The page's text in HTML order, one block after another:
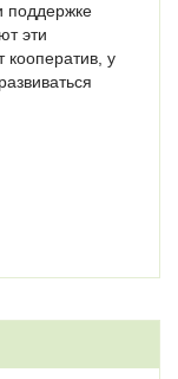
поддержке
эти
кооператив, у